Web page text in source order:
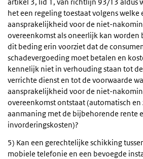
het een regeling toestaat volgens welke
aansprakelijkheid voor de niet-
overeenkomst als oneerlijk kan worden
dit beding erin voorziet dat de
schadevergoeding moet betalen en
kennelijk niet in verhouding staan tot
verrichte dienst en tot de voorwaarde
aansprakelijkheid voor de niet-
overeenkomst ontstaat (automatisch
aanmaning met de bijbehorende rente
invorderingskosten)?
5) Kan een gerechtelijke schikking
mobiele telefonie en een bevoegde